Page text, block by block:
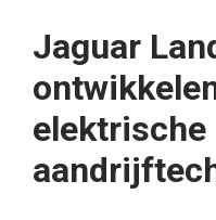
Jaguar
elektrische